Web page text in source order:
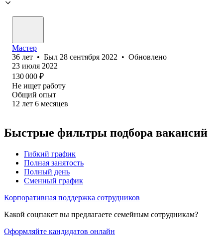
Мастер
36 лет • Был 28 сентября 2022 • Обновлено
23 июля 2022
130 000 ₽
Не ищет работу
Общий опыт
12 лет 6 месяцев
Быстрые фильтры подбора вакансий
Гибкий график
Полная занятость
Полный день
Сменный график
Корпоративная поддержка сотрудников
Какой соцпакет вы предлагаете семейным сотрудникам?
Оформляйте кандидатов онлайн